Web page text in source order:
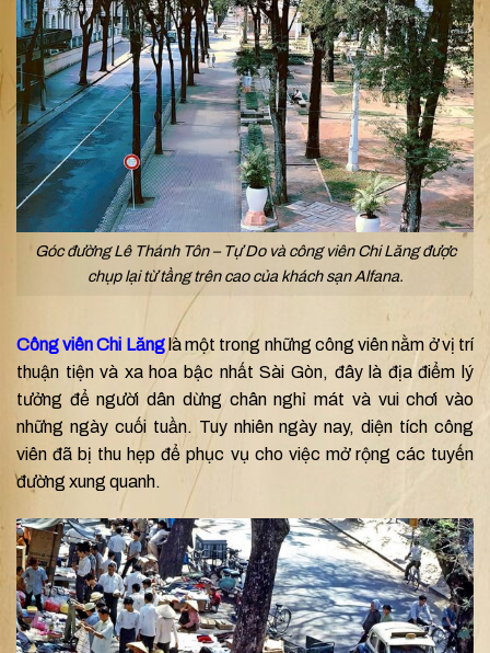
Góc đường Lê Thánh Tôn – Tự Do và công viên Chi Lăng được
chụp lại từ tầng trên cao của khách sạn Alfana.
Công viên Chi Lănglà một trong những công viên nằm ở vị trí
thuận tiện và xa hoa bậc nhất Sài Gòn, đây là địa điểm lý
tưởng để người dân dừng chân nghỉ mát và vui chơi vào
những ngày cuối tuần. Tuy nhiên ngày nay, diện tích công
viên đã bị thu hẹp để phục vụ cho việc mở rộng các tuyến
đường xung quanh.